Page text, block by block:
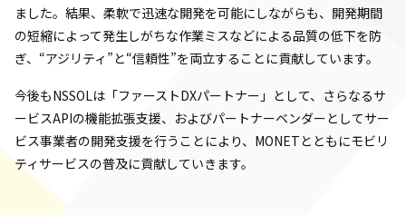
ました。結果、柔軟で迅速な開発を可能にしながらも、開発期間
の短縮によって発生しがちな作業ミスなどによる品質の低下を防
ぎ、“アジリティ”と“信頼性”を両立することに貢献しています。
今後もNSSOLは「ファーストDXパートナー」として、さらなるサ
ービスAPIの機能拡張支援、およびパートナーベンダーとしてサー
ビス事業者の開発支援を行うことにより、MONETとともにモビリ
ティサービスの普及に貢献していきます。